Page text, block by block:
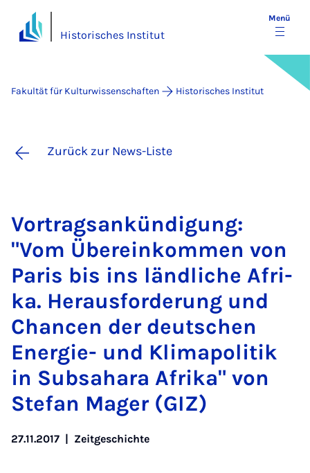
Historisches Institut
Menü
Fakultät für Kulturwissenschaften Historisches Institut
Zurück zur News-Liste
Vor­trags­an­kün­di­gung:
"Vom Über­ein­kom­men von
Pa­ris bis ins länd­li­che Afri­
ka. Her­aus­for­de­rung und
Chan­cen der deut­schen
Ener­gie- und Kli­ma­po­li­tik
in Sub­sa­ha­ra Afri­ka" von
Ste­fan Ma­ger (GIZ)
27.11.2017 | Zeitgeschichte